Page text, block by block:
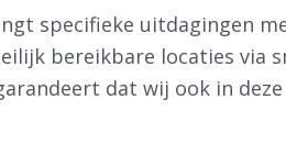
specifieke uitdagingen
bereikbare locaties via
dat wij ook in